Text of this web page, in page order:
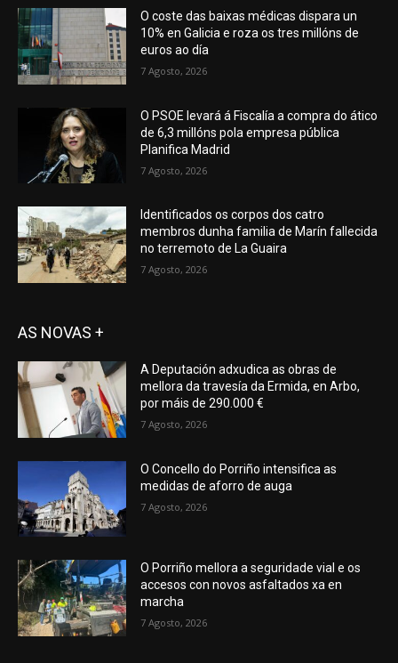
O coste das baixas médicas dispara un
10% en Galicia e roza os tres millóns de
euros ao día
7 Agosto, 2026
O PSOE levará á Fiscalía a compra do ático
de 6,3 millóns pola empresa pública
Planifica Madrid
7 Agosto, 2026
Identificados os corpos dos catro
membros dunha familia de Marín fallecida
no terremoto de La Guaira
7 Agosto, 2026
AS NOVAS +
A Deputación adxudica as obras de
mellora da travesía da Ermida, en Arbo,
por máis de 290.000 €
7 Agosto, 2026
O Concello do Porriño intensifica as
medidas de aforro de auga
7 Agosto, 2026
O Porriño mellora a seguridade vial e os
accesos con novos asfaltados xa en
marcha
7 Agosto, 2026